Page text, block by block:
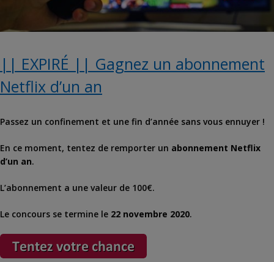
|| EXPIRÉ || Gagnez un abonnement
Netflix d’un an
Passez un confinement et une fin d’année sans vous ennuyer !
En ce moment, tentez de remporter un abonnement Netflix
d’un an.
L’abonnement a une valeur de 100€.
Le concours se termine le 22 novembre 2020.